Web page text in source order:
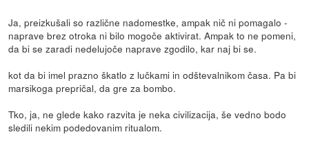
Ja, preizkušali so različne nadomestke, ampak nič ni pomagalo -
naprave brez otroka ni bilo mogoče aktivirat. Ampak to ne pomeni,
da bi se zaradi nedelujoče naprave zgodilo, kar naj bi se.
kot da bi imel prazno škatlo z lučkami in odštevalnikom časa. Pa bi
marsikoga prepričal, da gre za bombo.
Tko, ja, ne glede kako razvita je neka civilizacija, še vedno bodo
sledili nekim podedovanim ritualom.